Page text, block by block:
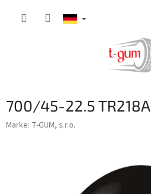
700/45-22.5 TR218A
Marke: T-GUM, s.r.o.